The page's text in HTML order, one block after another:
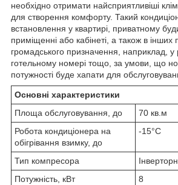
необхідно отримати найсприятливіші
для створення комфорту. Такий
встановлення у квартирі, приватному
приміщенні або кабінеті, а також в
громадського призначення, наприклад, у
готельному номері тощо, за умови, що
потужності буде хапати для
Основні характеристики
Площа обслуговування, до
70 кв.м
Робота кондиціонера на
обігрівання взимку, до
-15°С
Тип компресора
Потужність, кВт
8